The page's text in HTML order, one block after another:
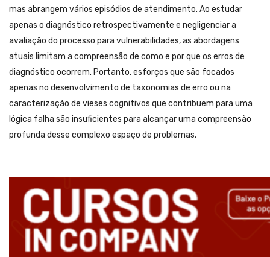
mas abrangem vários episódios de atendimento. Ao estudar
apenas o diagnóstico retrospectivamente e negligenciar a
avaliação do processo para vulnerabilidades, as abordagens
atuais limitam a compreensão de como e por que os erros de
diagnóstico ocorrem. Portanto, esforços que são focados
apenas no desenvolvimento de taxonomias de erro ou na
caracterização de vieses cognitivos que contribuem para uma
lógica falha são insuficientes para alcançar uma compreensão
profunda desse complexo espaço de problemas.